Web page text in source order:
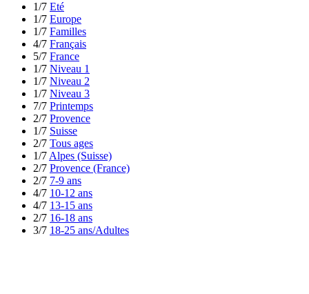
1/7 Eté
1/7 Europe
1/7 Familles
4/7 Français
5/7 France
1/7 Niveau 1
1/7 Niveau 2
1/7 Niveau 3
7/7 Printemps
2/7 Provence
1/7 Suisse
2/7 Tous ages
1/7 Alpes (Suisse)
2/7 Provence (France)
2/7 7-9 ans
4/7 10-12 ans
4/7 13-15 ans
2/7 16-18 ans
3/7 18-25 ans/Adultes